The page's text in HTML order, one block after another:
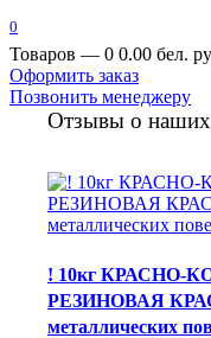
0
Товаров — 0 0.00 бел.
Оформить заказ
Позвонить менеджеру
Отзывы о наших
! 10кг КРАСНО-
РЕЗИНОВАЯ
металлических